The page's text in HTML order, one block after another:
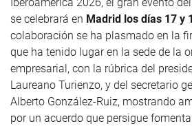
Iberoamérica 2026, el gran evento
se celebrará en Madrid los días 17 y
colaboración se ha plasmado en la
que ha tenido lugar en la sede de la
empresarial, con la rúbrica del
Laureano Turienzo, y del secretario
Alberto González-Ruiz, mostrando
por un acuerdo que persigue